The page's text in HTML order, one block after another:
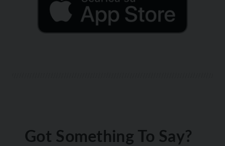
Got Something To Say?